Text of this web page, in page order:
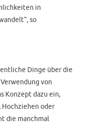
in
so
Dinge über die
von
Konzept dazu ein,
Hochziehen oder
die manchmal